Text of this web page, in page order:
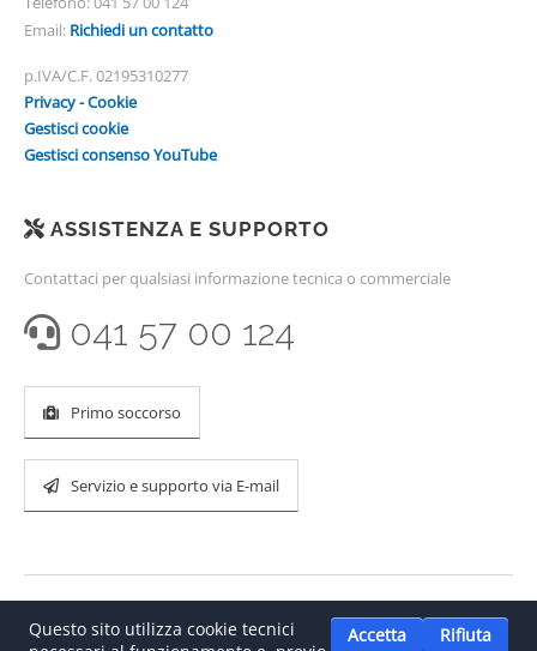
Email: Richiedi un contatto
p.IVA/C.F. 02195310277
Privacy - Cookie
Gestisci cookie
Gestisci consenso YouTube
ASSISTENZA E SUPPORTO
Contattaci per qualsiasi informazione tecnica o commerciale
041 57 00 124
Primo soccorso
Servizio e supporto via E-mail
Questo sito utilizza cookie tecnici
Accetta Rifiuta